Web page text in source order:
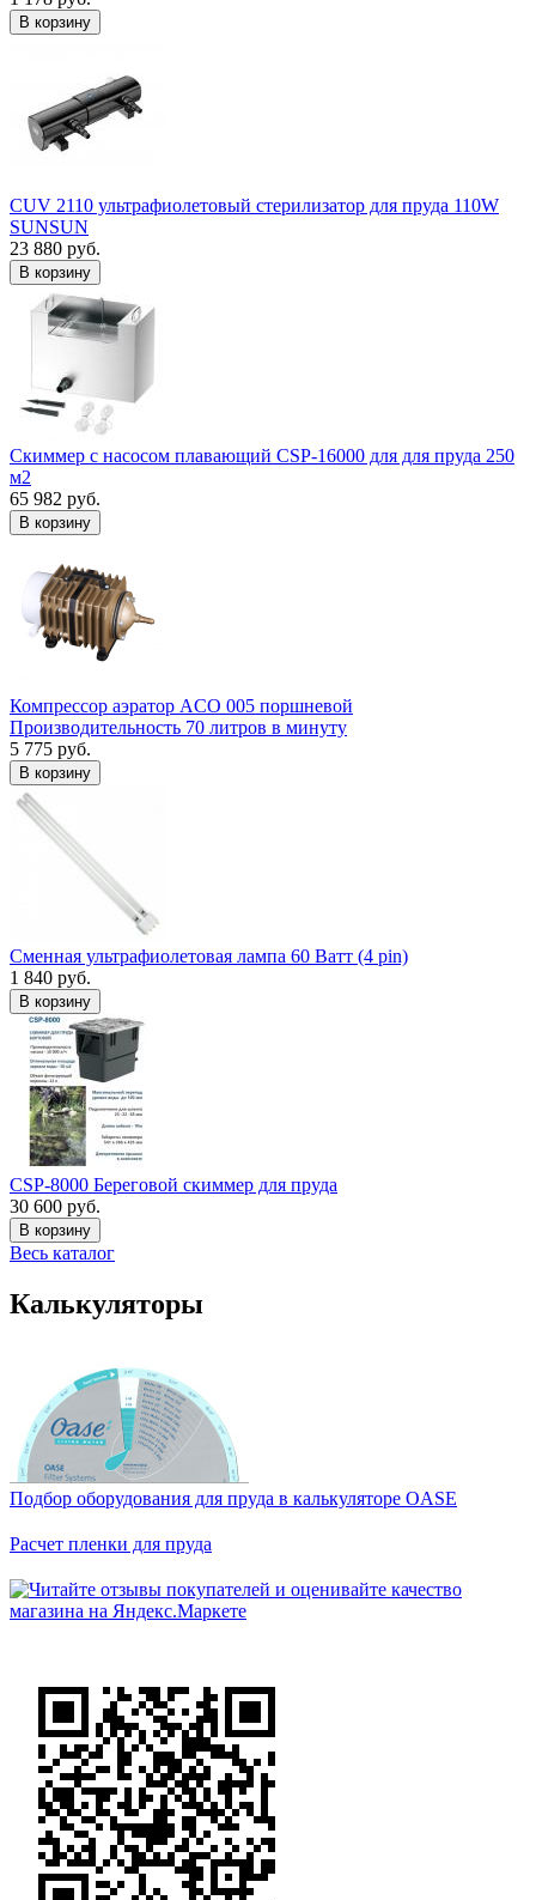
В корзину
CUV 2110 ультрафиолетовый стерилизатор для пруда 110W
SUNSUN
23 880 руб.
В корзину
Скиммер с насосом плавающий CSP-16000 для для пруда 250
м2
65 982 руб.
В корзину
Компрессор аэратор ACO 005 поршневой
Производительность 70 литров в минуту
5 775 руб.
В корзину
Сменная ультрафиолетовая лампа 60 Ватт (4 pin)
1 840 руб.
В корзину
CSP-8000 Береговой скиммер для пруда
30 600 руб.
В корзину
Весь каталог
Калькуляторы
Подбор оборудования для пруда в калькуляторе OASE
Расчет пленки для пруда